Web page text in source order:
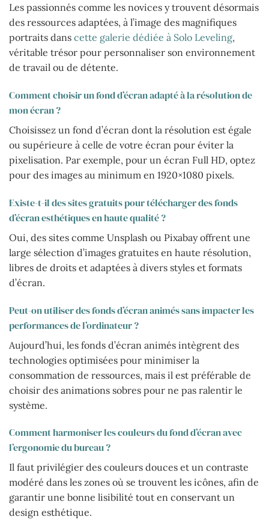
Les passionnés comme les novices y trouvent désormais
des ressources adaptées, à l’image des magnifiques
portraits dans cette galerie dédiée à Solo Leveling,
véritable trésor pour personnaliser son environnement
de travail ou de détente.
Comment choisir un fond d’écran adapté à la résolution de
mon écran ?
Choisissez un fond d’écran dont la résolution est égale
ou supérieure à celle de votre écran pour éviter la
pixelisation. Par exemple, pour un écran Full HD, optez
pour des images au minimum en 1920×1080 pixels.
Existe-t-il des sites gratuits pour télécharger des fonds
d’écran esthétiques en haute qualité ?
Oui, des sites comme Unsplash ou Pixabay offrent une
large sélection d’images gratuites en haute résolution,
libres de droits et adaptées à divers styles et formats
d’écran.
Peut-on utiliser des fonds d’écran animés sans impacter les
performances de l’ordinateur ?
Aujourd’hui, les fonds d’écran animés intègrent des
technologies optimisées pour minimiser la
consommation de ressources, mais il est préférable de
choisir des animations sobres pour ne pas ralentir le
système.
Comment harmoniser les couleurs du fond d’écran avec
l’ergonomie du bureau ?
Il faut privilégier des couleurs douces et un contraste
modéré dans les zones où se trouvent les icônes, afin de
garantir une bonne lisibilité tout en conservant un
design esthétique.